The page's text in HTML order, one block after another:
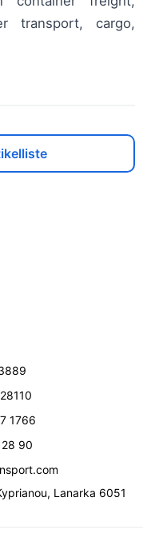
transport, cargo,
1766
90
, Lanarka 6051